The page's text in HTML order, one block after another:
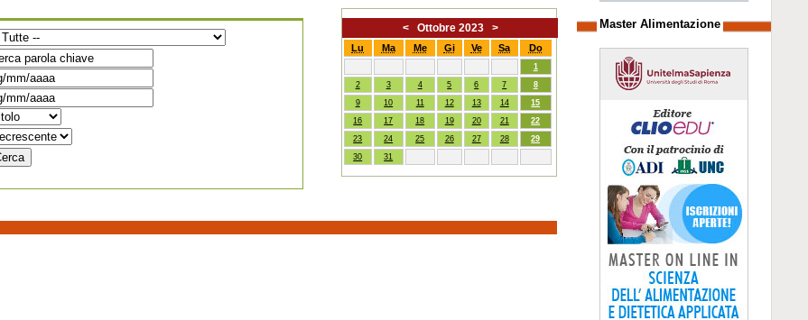
< Ottobre 2023 >
Lu Ma Me Gi Ve Sa Do
1
2
3 4 5 6 7
8
9
10 11 12 13 14
15
16
17 18 19 20 21
22
23
24 25 26 27 28
29
30
31
Master Alimentazione